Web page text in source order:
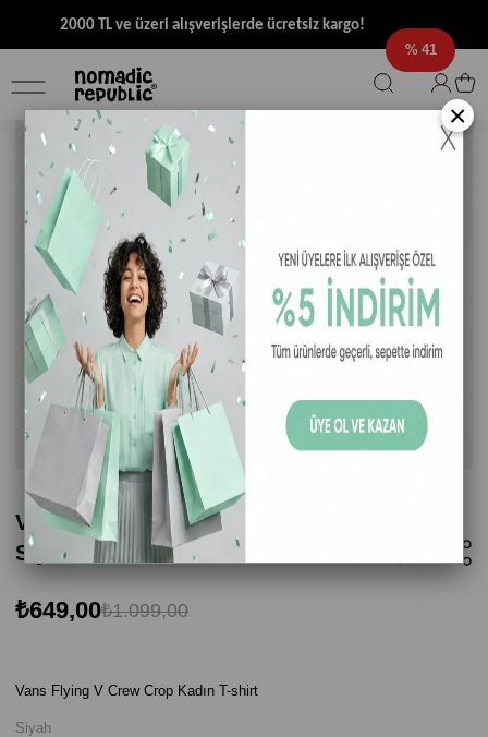
2000 TL ve üzeri alışverişlerde ücretsiz kargo!
41
Vans Flying V Crew Crop Kadın T-shirt -
Siyah
₺1.099,00
₺649,00
Vans Flying V Crew Crop Kadın T-shirt
Siyah
×